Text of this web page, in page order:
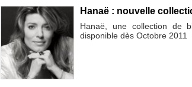
Hanaë : nouvelle
Hanaë, une collection de
disponible dès Octobre 2011